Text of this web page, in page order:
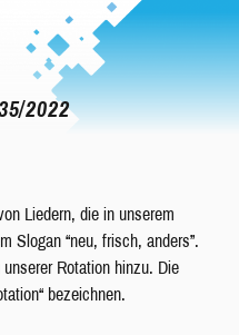
2022
Liedern, die in unserem
Slogan “neu, frisch, anders”.
Rotation hinzu. Die
bezeichnen.